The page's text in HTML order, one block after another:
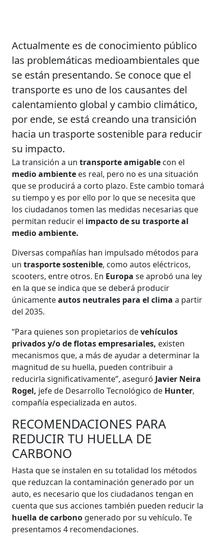
Actualmente es de conocimiento público
las problemáticas medioambientales que
se están presentando. Se conoce que el
transporte es uno de los causantes del
calentamiento global y cambio climático,
por ende, se está creando una transición
hacia un trasporte sostenible para reducir
su impacto.
La transición a untransporte amigable con el
medio ambiente es real, pero no es una situación
que se producirá a corto plazo. Este cambio tomará
su tiempo y es por ello por lo que se necesita que
los ciudadanos tomen las medidas necesarias que
permitan reducir el impacto de su trasporte al
medio ambiente.
Diversas compañías han impulsado métodos para
un trasporte sostenible, como autos eléctricos,
scooters, entre otros. En Europa se aprobó una ley
en la que se indica que se deberá producir
únicamenteautos neutrales para el climaa partir
del 2035.
“Para quienes son propietarios devehículos
privados y/o de flotas empresariales, existen
mecanismos que, a más de ayudar a determinar la
magnitud de su huella, pueden contribuir a
reducirla significativamente”, aseguró Javier Neira
Rogel, jefe de Desarrollo Tecnológico de Hunter,
compañía especializada en autos.
RECOMENDACIONES PARA
REDUCIR TU HUELLA DE
CARBONO
Hasta que se instalen en su totalidad los métodos
que reduzcan la contaminación generado por un
auto, es necesario que los ciudadanos tengan en
cuenta que sus acciones también pueden reducir la
huella de carbono generado por su vehículo. Te
presentamos 4 recomendaciones.